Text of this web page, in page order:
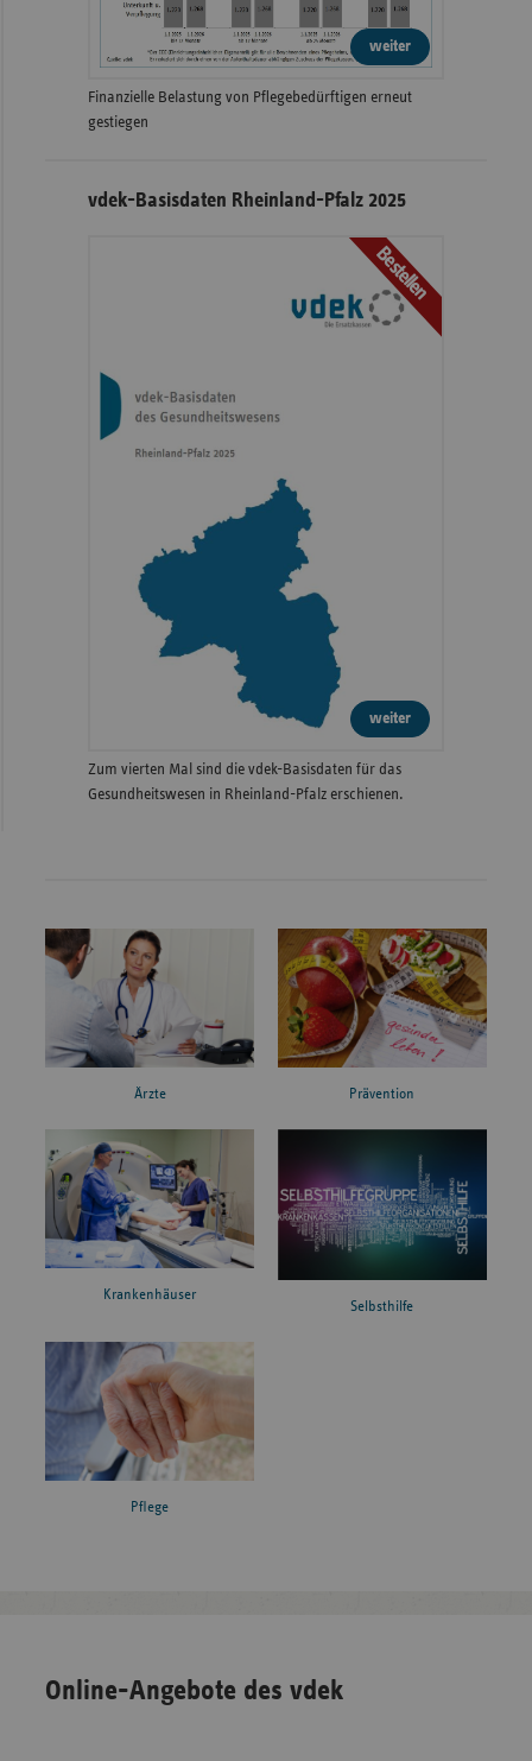
weiter
Finanzielle Belastung von Pflegebedürftigen erneut
gestiegen
vdek-Basisdaten Rheinland-Pfalz 2025
Bestellen
weiter
Zum vierten Mal sind die vdek-Basisdaten für das
Gesundheitswesen in Rheinland-Pfalz erschienen.
Ärzte Prävention
Krankenhäuser
Selbsthilfe
Pflege
Online-Angebote des vdek